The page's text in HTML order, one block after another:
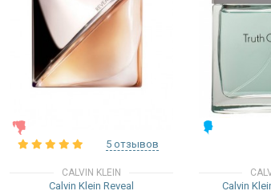
5 отзывов
CALVIN KLEIN
Calvin Klein Reveal Calvin